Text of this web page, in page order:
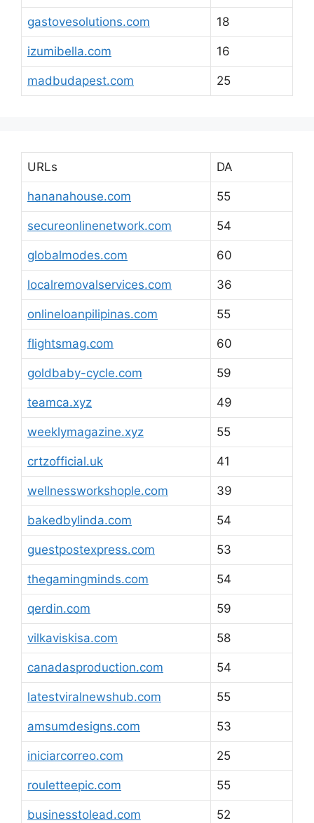
gastovesolutions.com 18
izumibella.com 16
madbudapest.com 25
URLs DA
hananahouse.com 55
secureonlinenetwork.com 54
globalmodes.com 60
localremovalservices.com 36
onlineloanpilipinas.com 55
flightsmag.com 60
goldbaby-cycle.com 59
teamca.xyz 49
weeklymagazine.xyz 55
crtzofficial.uk 41
wellnessworkshople.com 39
bakedbylinda.com 54
guestpostexpress.com 53
thegamingminds.com 54
qerdin.com 59
vilkaviskisa.com 58
canadasproduction.com 54
latestviralnewshub.com 55
amsumdesigns.com 53
iniciarcorreo.com 25
rouletteepic.com 55
businesstolead.com 52